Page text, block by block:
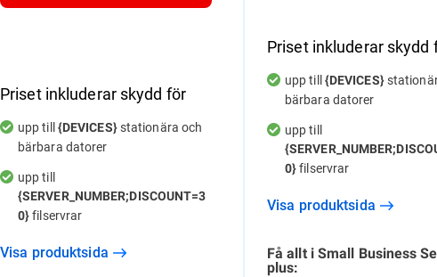
Priset inkluderar skydd för
upp till{DEVICES}stationära och
bärbara datorer
upp till
{SERVER_NUMBER;DISCOUNT=3
0}filservrar
Visa produktsida
Priset inkluderar skydd
upp till{DEVICES}
bärbara datorer
upp till
0}filservrar
Visa produktsida
Få allt i Small Business
plus: